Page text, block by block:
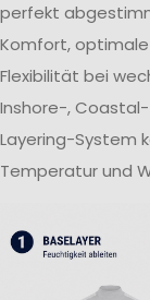
perfekt
Komfort,
Flexibilität bei
Inshore-,
Layering-System
Temperatur und